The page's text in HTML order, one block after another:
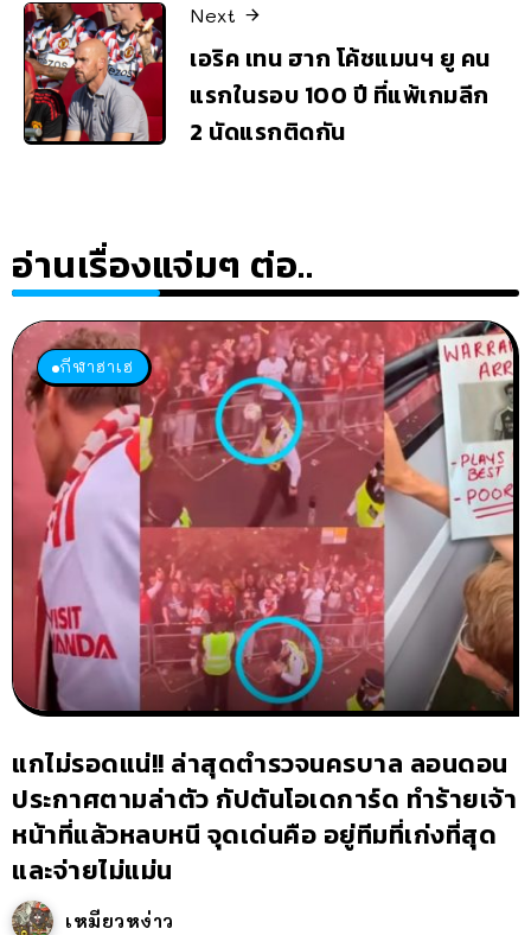
Next
เอริค เทน ฮาก โค้ชแมนฯ ยู คน
แรกในรอบ 100 ปี ที่แพ้เกมลีก
2 นัดแรกติดกัน
อ่านเรื่องแจ่มๆ ต่อ..
กีฬาฮาเฮ
แกไม่รอดแน่!! ล่าสุดตำรวจนครบาล ลอนดอน
ประกาศตามล่าตัว กัปตันโอเดการ์ด ทำร้ายเจ้า
หน้าที่แล้วหลบหนี จุดเด่นคือ อยู่ทีมที่เก่งที่สุด
และจ่ายไม่แม่น
เหมียวหง่าว